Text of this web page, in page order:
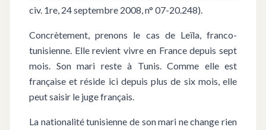
civ. 1re, 24 septembre 2008, n° 07-20.248).
Concrètement, prenons le cas de Leïla, franco-
tunisienne. Elle revient vivre en France depuis sept
mois. Son mari reste à Tunis. Comme elle est
française et réside ici depuis plus de six mois, elle
peut saisir le juge français.
La nationalité tunisienne de son mari ne change rien